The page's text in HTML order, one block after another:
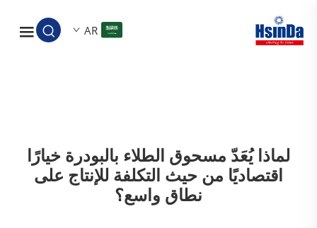
AR
لماذا يُعَدّ مسحوق الطلاء بالبودرة خيارًا
اقتصاديًا من حيث التكلفة للإنتاج على
نطاق واسع؟